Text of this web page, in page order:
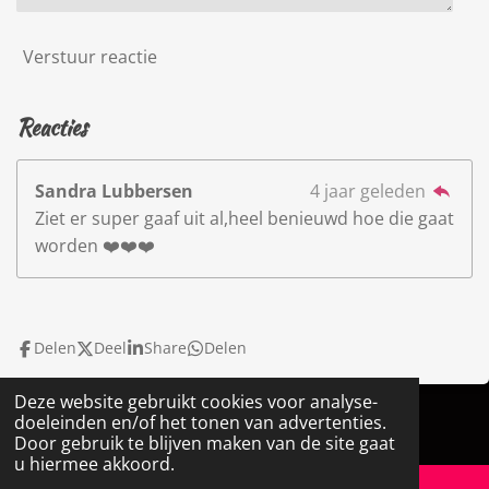
Deze website gebruikt cookies voor analyse-
doeleinden en/of het tonen van advertenties.
Door gebruik te blijven maken van de site gaat
u hiermee akkoord.
Verstuur reactie
Reacties
Sandra Lubbersen
4 jaar geleden
Ziet er super gaaf uit al,heel benieuwd hoe die gaat
worden ❤️❤️❤️
Delen Deel Share Delen
© 2022 - 2026 Janice EVE Life
Powered byJouwWeb